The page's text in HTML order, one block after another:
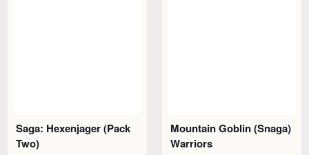
Saga: Hexenjager (Pack
Two)
Mountain Goblin (Snaga)
Warriors